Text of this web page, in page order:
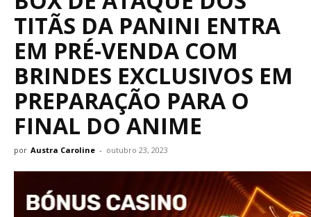
TITÃS DA PANINI ENTRA
EM PRÉ-VENDA COM
BRINDES EXCLUSIVOS EM
PREPARAÇÃO PARA O
FINAL DO ANIME
por Austra Caroline - outubro 23, 2023